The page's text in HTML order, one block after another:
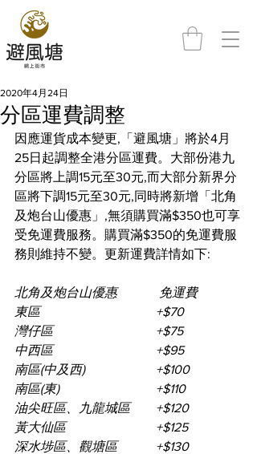
分區運費調整
2020年4月24日
因應運貨成本變更,「避風塘」將於4月
25日起調整全港分區運費。大部份港九
分區將上調15元至30元,而大部分新界分
區將下調15元至30元,同時將新增「 北角
及炮台山優惠 」,無須購買滿$350也可享
受免運費服務。購買滿$350的免運費服
務則維持不變。更新運費詳情如下:
北角及炮台山優惠             免運費
東區                                    +$70
灣仔區                                +$75
中西區                                +$95
南區(中及西)                      +$100
南區(東)                              +$110
油尖旺區、九龍城區        +$120
黃大仙區                            +$125
深水埗區、觀塘區            +$130